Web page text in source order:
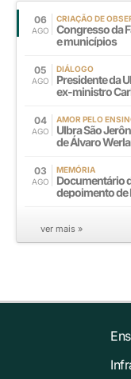
06
AGO
CRIAÇÃO DE
Congresso da
e municípios
05
AGO
DIÁLOGO
Presidente da
ex-ministro
04
AGO
AMOR PELO
Ulbra São
de Álvaro
03
AGO
MEMÓRIA
Documentário
depoimento de
ver mais »